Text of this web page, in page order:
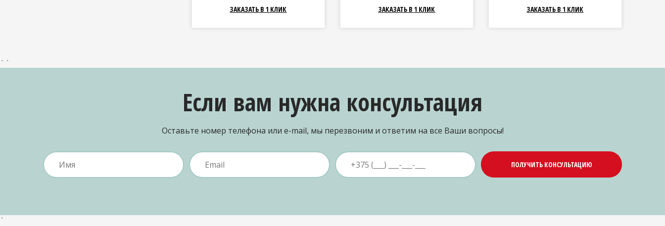
ЗАКАЗАТЬ В 1 КЛИК ЗАКАЗАТЬ В 1 КЛИК ЗАКАЗАТЬ В 1 КЛИК
` `
Если вам нужна консультация
Оставьте номер телефона или e-mail, мы перезвоним и ответим на все Ваши вопросы!
ПОЛУЧИТЬ КОНСУЛЬТАЦИЮ
`